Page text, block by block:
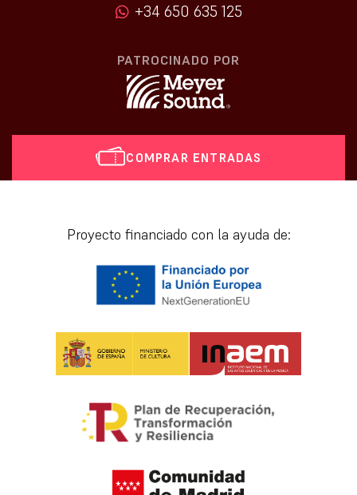
COMPRAR ENTRADAS
+34 650 635 125
PATROCINADO POR
Proyecto financiado con la ayuda de: